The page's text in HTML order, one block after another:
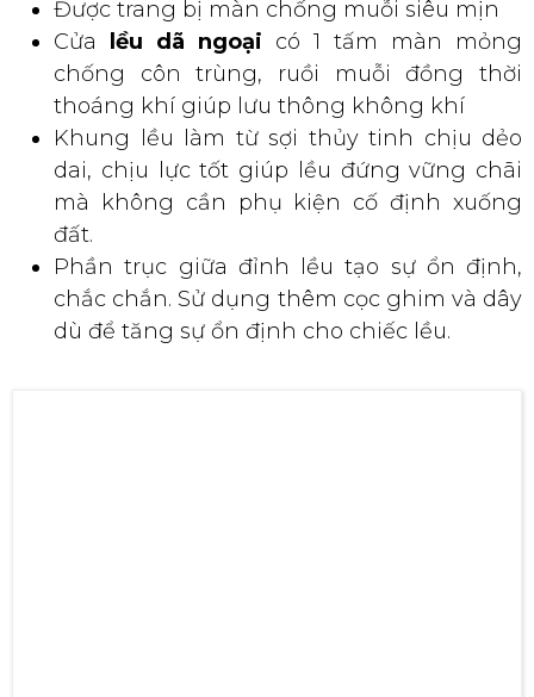
ngoại
Được trang bị màn chống muỗi siêu mịn
Cửalều dã ngoại có 1 tấm màn mỏng
chống côn trùng, ruồi muỗi đồng thời
thoáng khí giúp lưu thông không khí
Khung lều làm từ sợi thủy tinh chịu dẻo
dai, chịu lực tốt giúp lều đứng vững chãi
mà không cần phụ kiện cố định xuống
đất.
Phần trục giữa đỉnh lều tạo sự ổn định,